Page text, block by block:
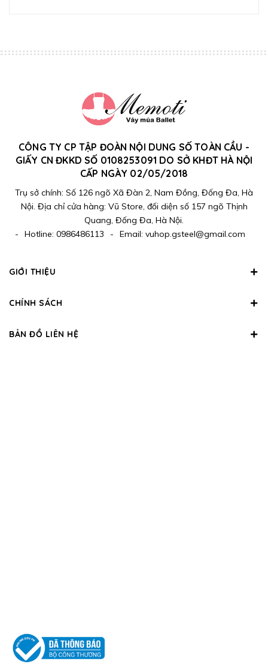
CÔNG TY CP TẬP ĐOÀN NỘI DUNG SỐ TOÀN CẦU -
GIẤY CN ĐKKD SỐ 0108253091 DO SỞ KHĐT HÀ NỘI
CẤP NGÀY 02/05/2018
Trụ sở chính: Số 126 ngõ Xã Đàn 2, Nam Đồng, Đống Đa, Hà
Nội. Địa chỉ cửa hàng: Vũ Store, đối diện số 157 ngõ Thịnh
Quang, Đống Đa, Hà Nội.
-
Hotline: 0986486113 - Email: vuhop.gsteel@gmail.com
GIỚI THIỆU
CHÍNH SÁCH
BẢN ĐỒ LIÊN HỆ